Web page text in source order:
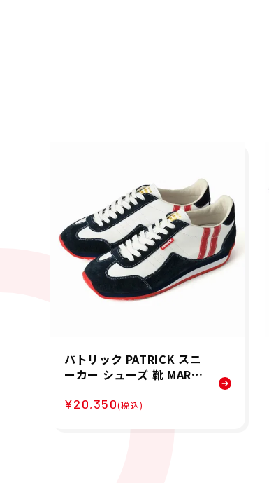
パトリック PATRICK スニ
ーカー シューズ 靴 MARA
0th レザー 506510-WHT
¥20,350(税込)